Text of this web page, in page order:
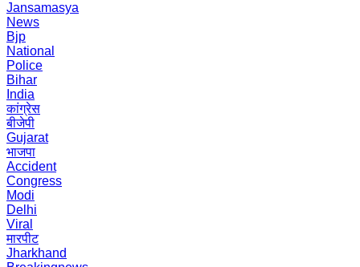
Jansamasya
News
Bjp
National
Police
Bihar
India
कांग्रेस
बीजेपी
Gujarat
भाजपा
Accident
Congress
Modi
Delhi
Viral
मारपीट
Jharkhand